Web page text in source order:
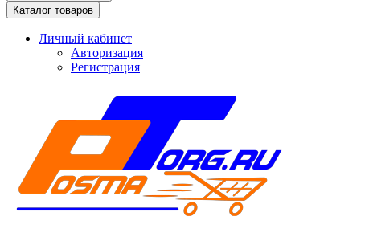
Каталог товаров
Личный кабинет
Авторизация
Регистрация